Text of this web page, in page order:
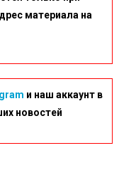
материала на
и наш аккаунт в
новостей